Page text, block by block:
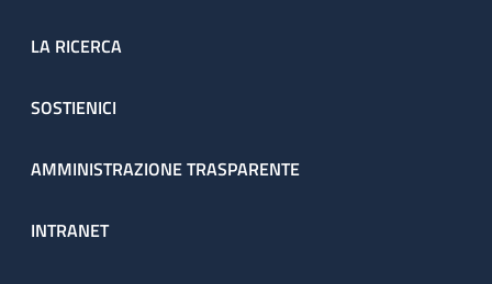
LA RICERCA
SOSTIENICI
AMMINISTRAZIONE TRASPARENTE
INTRANET